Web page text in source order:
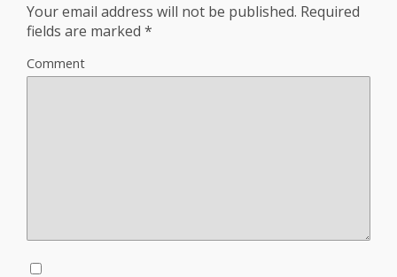
Your email address will not be published. Required
fields are marked *
Comment